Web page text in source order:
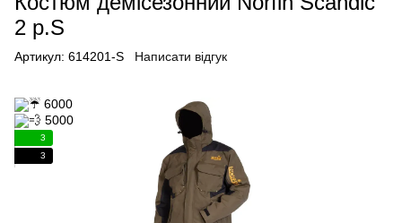
2 р.S
Артикул: 614201-S Написати відгук
3
3